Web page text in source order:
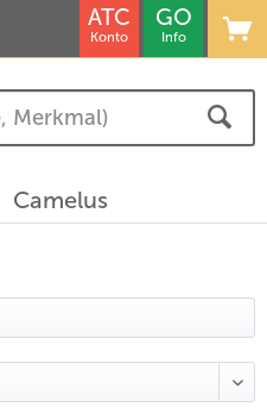
ATC
Konto
GO
Info
Camelus
(4)